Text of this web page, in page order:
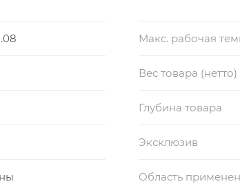
в различных отраслях промышленности
Макс. рабочая
Вес товара (нетто)
Глубина товара
Эксклюзив
Область